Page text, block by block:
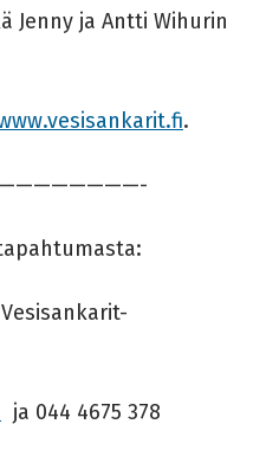
Jenny ja Antti Wihurin
.
ja 044 4675 378